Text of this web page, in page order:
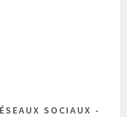
SOCIAUX